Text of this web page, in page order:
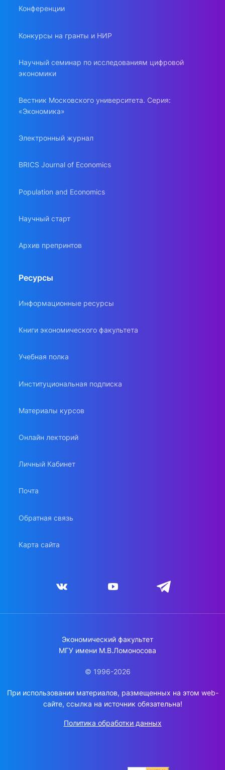
Конференции
Конкурсы на гранты и НИР
Научный семинар по исследованиям цифровой
экономики
Вестник Московского университета. Серия:
«Экономика»
Электронный журнал
BRICS Journal of Economics
Population and Economics
Научный старт
Архив препринтов
Ресурсы
Информационные ресурсы
Книги экономического факультета
Учебная полка
Институциональная подписка
Материалы курсов
Онлайн лекторий
Личный Кабинет
Почта
Обратная связь
Карта сайта
Экономический факультет
МГУ имени М.В.Ломоносова
© 1996-2026
При использовании материалов, размещенных на этом web-
сайте, ссылка на источник обязательна!
Политика обработки данных